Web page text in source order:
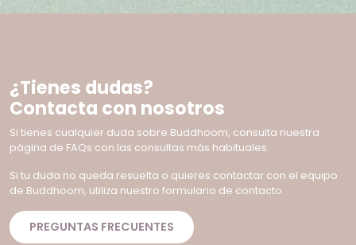
¿Tienes dudas?
Contacta con nosotros
Si tienes cualquier duda sobre Buddhoom, consulta nuestra
página de FAQs con las consultas más habituales.
Si tu duda no queda resuelta o quieres contactar con el equipo
de Buddhoom, utiliza nuestro formulario de contacto.
PREGUNTAS FRECUENTES